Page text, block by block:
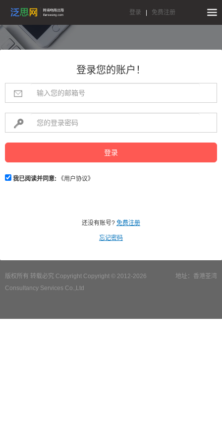
登录 免费注册
登录您的账户！
登录
我已阅读并同意: 《用户协议》
还没有账号? 免费注册
忘记密码
地址：香港荃湾
版权所有 转载必究 Copyright Copyright © 2012-2026
Consultancy Services Co.,Ltd